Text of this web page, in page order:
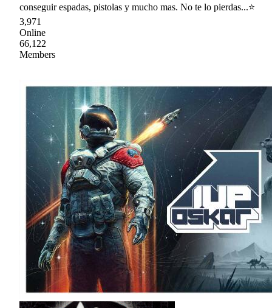
conseguir espadas, pistolas y mucho mas. No te lo pierdas...⭐
3,971
Online
66,122
Members